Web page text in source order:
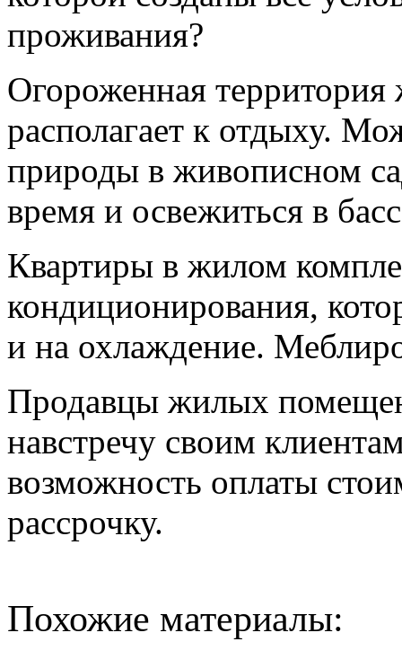
проживания?
Огороженная территория
располагает к отдыху.
природы в живописном
время и освежиться в
Квартиры в жилом
кондиционирования,
и на охлаждение.
Продавцы жилых
навстречу своим
возможность оплаты
рассрочку.
Похожие материалы: